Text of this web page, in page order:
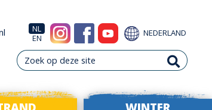
NEDERLAND
NL
EN